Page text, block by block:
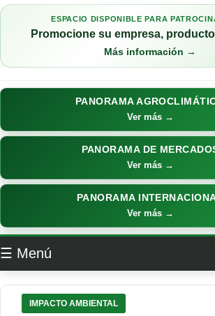
ESPACIO DISPONIBLE PARA
Promocione su empresa,
Más información →
PANORAMA
Ver más →
PANORAMA DE
Ver más →
PANORAMA
Ver más →
☰ Menú
IMPACTO AMBIENTAL